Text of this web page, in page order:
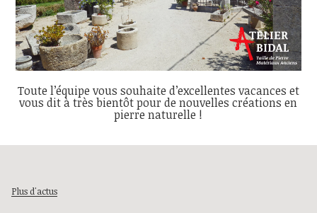
Toute l’équipe vous souhaite d’excellentes vacances et
vous dit à très bientôt pour de nouvelles créations en
pierre naturelle !
Plus d'actus